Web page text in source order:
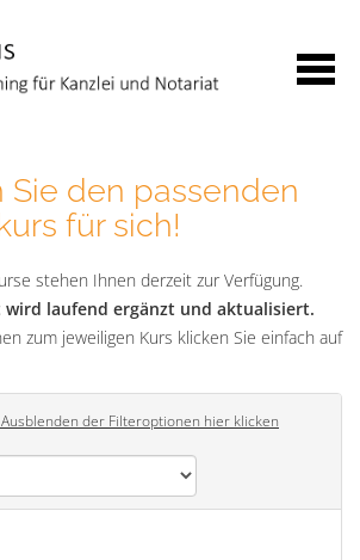
Sie den passenden
für sich!
stehen Ihnen derzeit zur Verfügung.
wird laufend ergänzt und aktualisiert.
zum jeweiligen Kurs klicken Sie einfach auf
der Filteroptionen hier klicken